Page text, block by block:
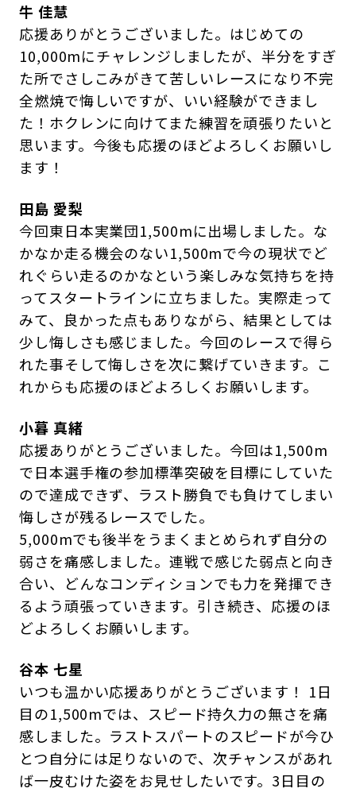
牛 佳慧
応援ありがとうございました。はじめての
10,000mにチャレンジしましたが、半分をすぎ
た所でさしこみがきて苦しいレースになり不完
全燃焼で悔しいですが、いい経験ができまし
た！ホクレンに向けてまた練習を頑張りたいと
思います。今後も応援のほどよろしくお願いし
ます！
田島 愛梨
今回東日本実業団1,500mに出場しました。な
かなか走る機会のない1,500mで今の現状でど
れぐらい走るのかなという楽しみな気持ちを持
ってスタートラインに立ちました。実際走って
みて、良かった点もありながら、結果としては
少し悔しさも感じました。今回のレースで得ら
れた事そして悔しさを次に繋げていきます。こ
れからも応援のほどよろしくお願いします。
小暮 真緒
応援ありがとうございました。今回は1,500m
で日本選手権の参加標準突破を目標にしていた
ので達成できず、ラスト勝負でも負けてしまい
悔しさが残るレースでした。
5,000mでも後半をうまくまとめられず自分の
弱さを痛感しました。連戦で感じた弱点と向き
合い、どんなコンディションでも力を発揮でき
るよう頑張っていきます。引き続き、応援のほ
どよろしくお願いします。
谷本 七星
いつも温かい応援ありがとうございます！ 1日
目の1,500mでは、スピード持久力の無さを痛
感しました。ラストスパートのスピードが今ひ
とつ自分には足りないので、次チャンスがあれ
ば一皮むけた姿をお見せしたいです。3日目の